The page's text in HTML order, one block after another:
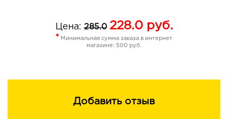
Цена:285.0 228.0руб.
* Минимальная сумма заказа в интернет
магазине: 500 руб.
Добавить отзыв